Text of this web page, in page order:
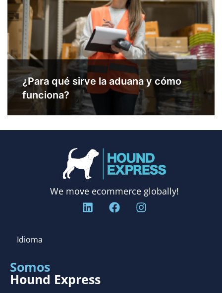
¿Para qué sirve la aduana y cómo
funciona?
We move ecommerce globally!
Idioma
Somos
Hound Express